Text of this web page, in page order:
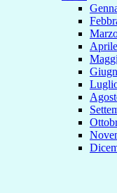
Aprile